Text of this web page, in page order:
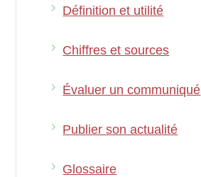
Définition et utilité
Chiffres et sources
Évaluer un communiqué
Publier son actualité
Glossaire